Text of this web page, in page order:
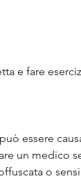
e fare
essere
un medico
o